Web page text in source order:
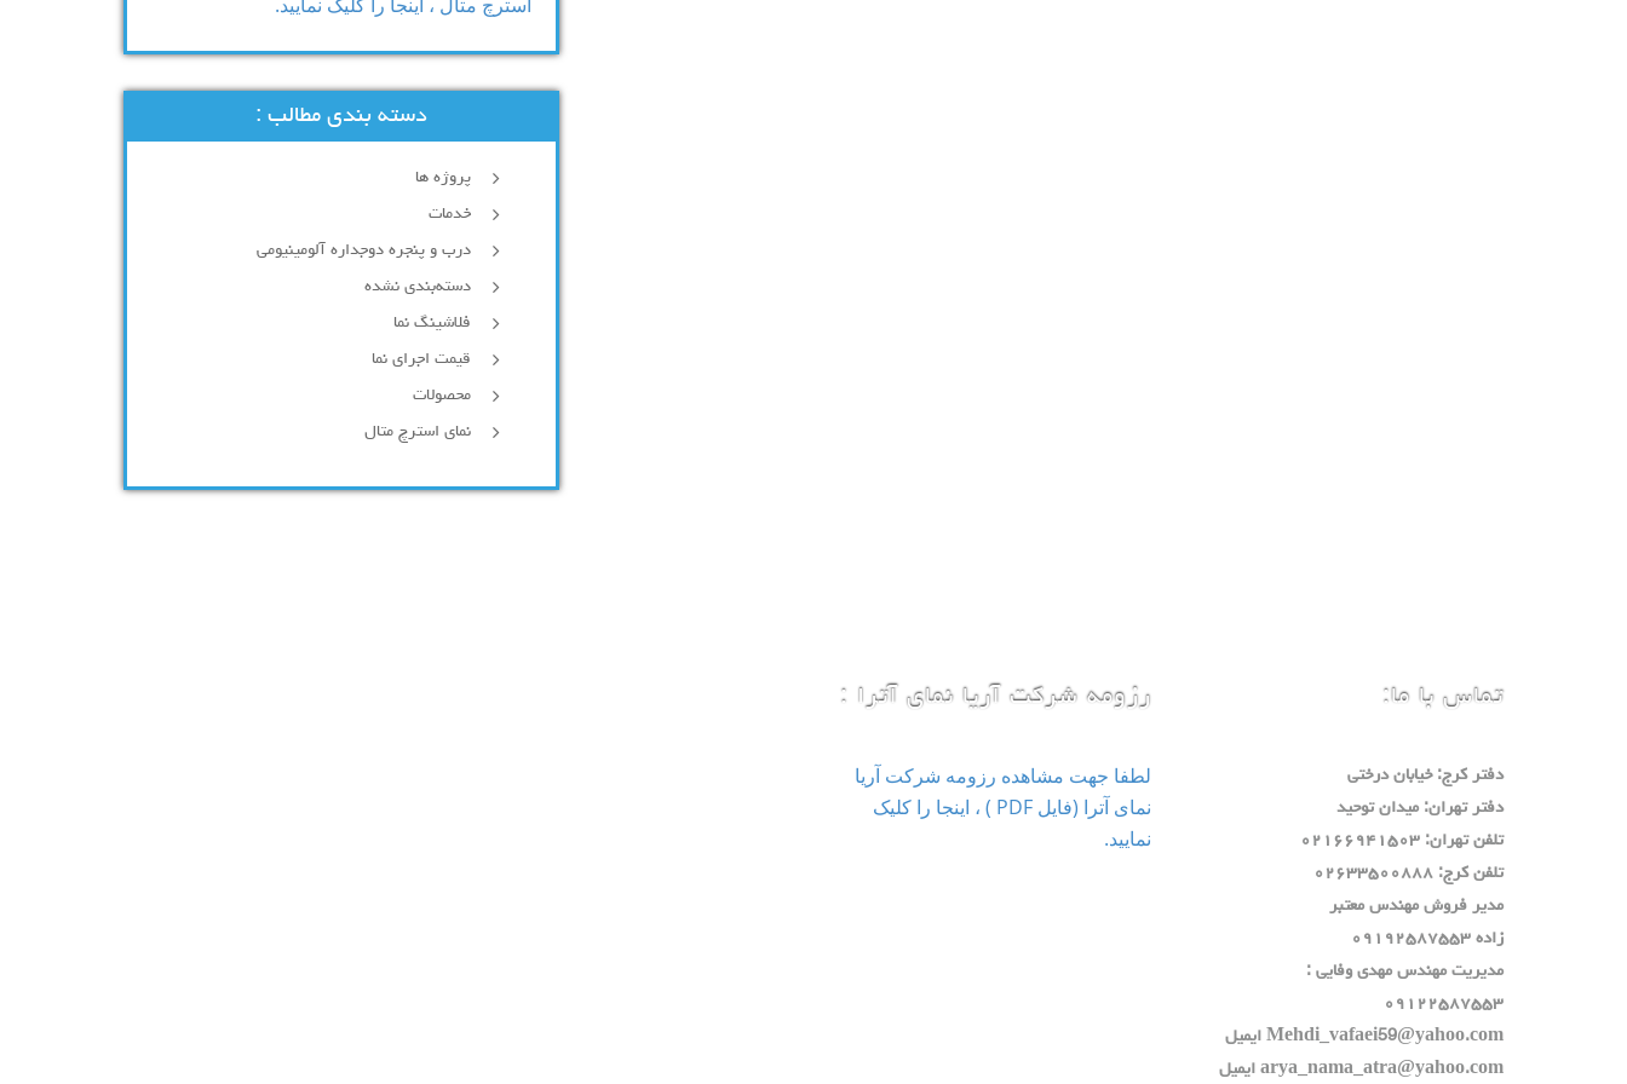
دسته بندی مطالب :
پروژه ها
خدمات
درب و پنجره دوجداره آلومینیومی
دسته‌بندی نشده
فلاشینگ نما
قیمت اجرای نما
محصولات
نمای استرچ متال
تماس با ما:
دفتر كرج: خيابان درختي
دفتر تهران: ميدان توحيد
تلفن تهران: ٠٢١٦٦٩٤١٥٠٣
تلفن كرج: ٠٢٦٣٣٥٠٠٨٨٨
مدير فروش مهندس معتبر
زاده ٠٩١٩٢٥٨٧٥٥٣
مديريت مهندس مهدي وفايي :
٠٩١٢٢٥٨٧٥٥٣
Mehdi_vafaei59@yahoo.com ايميل
arya_nama_atra@yahoo.com ايميل
رزومه شرکت آریا نمای آترا :
لطفا جهت مشاهده رزومه شرکت آریا
نمای آترا (فایل PDF ) ، اینجا را کلیک
نمایید.